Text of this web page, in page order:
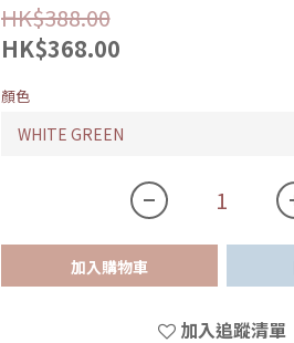
HK$388.00
HK$368.00
顏色
加入購物車
加入追蹤清單